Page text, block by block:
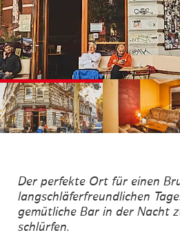
©
Der perfekte Ort für einen
langschläferfreundlichen
gemütliche Bar in der Nacht
schlürfen.